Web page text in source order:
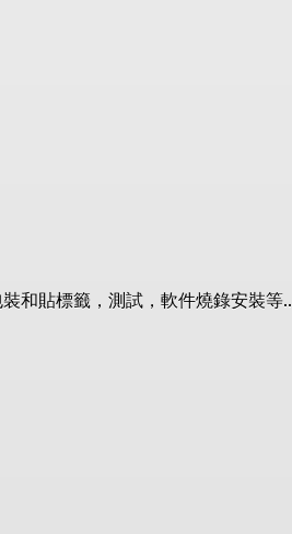
和貼標籤，測試，軟件燒錄安裝等..